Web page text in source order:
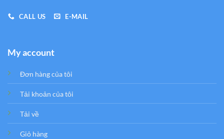
CALL US E-MAIL
My account
Đơn hàng của tôi
Tải khoản của tôi
Tải về
Giỏ hàng